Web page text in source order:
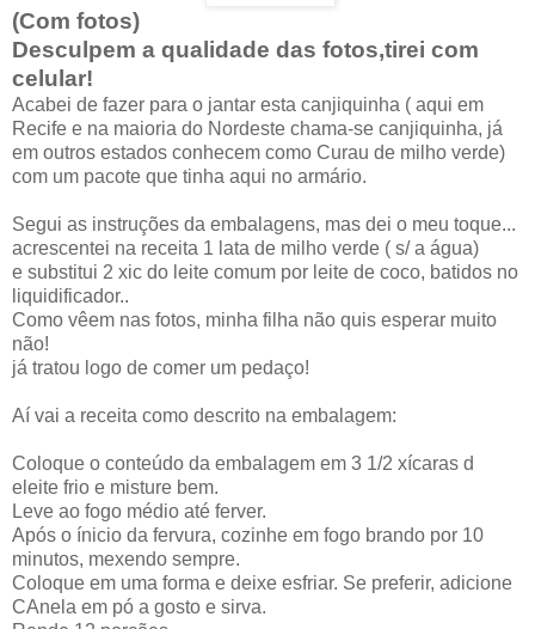
(Com fotos)
Desculpem a qualidade das fotos,tirei com
celular!
Acabei de fazer para o jantar esta canjiquinha ( aqui em
Recife e na maioria do Nordeste chama-se canjiquinha, já
em outros estados conhecem como Curau de milho verde)
com um pacote que tinha aqui no armário.
Segui as instruções da embalagens, mas dei o meu toque...
acrescentei na receita 1 lata de milho verde ( s/ a água)
e substitui 2 xic do leite comum por leite de coco, batidos no
liquidificador..
Como vêem nas fotos, minha filha não quis esperar muito
não!
já tratou logo de comer um pedaço!
Aí vai a receita como descrito na embalagem:
Coloque o conteúdo da embalagem em 3 1/2 xícaras d
eleite frio e misture bem.
Leve ao fogo médio até ferver.
Após o ínicio da fervura, cozinhe em fogo brando por 10
minutos, mexendo sempre.
Coloque em uma forma e deixe esfriar. Se preferir, adicione
CAnela em pó a gosto e sirva.